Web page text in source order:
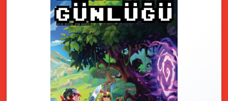
Oyunlar Türk Oyunları
Oyun İncelemeleri
Oyun Fuarı ve Etkinlikleri
Şirketler Kişiler
Nintendo Switch
Nişancı Strateji Ubisoft GTA 6 PlayStation